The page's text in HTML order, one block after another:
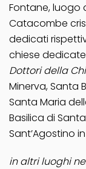
Fontane, luogo
Catacombe
dedicati
chiese
Dottori della
Minerva, Santa
Santa Maria
Basilica di
Sant’Agostino
in altri luoghi